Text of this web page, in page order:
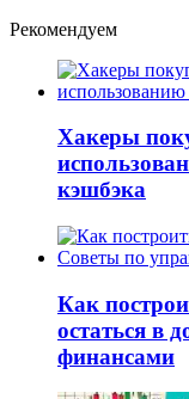
Рекомендуем
Хакеры
кэшбэка
Как
остаться в
финансами